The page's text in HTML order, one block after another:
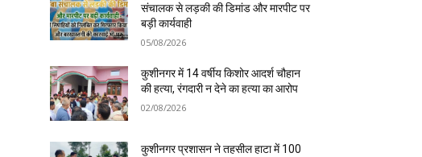
संचालक से लड़की की डिमांड और मारपीट पर
बड़ी कार्यवाही
05/08/2026
कुशीनगर में 14 वर्षीय किशोर आदर्श चौहान
की हत्या, रंगदारी न देने का हत्या का आरोप
02/08/2026
कुशीनगर प्रशासन ने तहसील हाटा में 100